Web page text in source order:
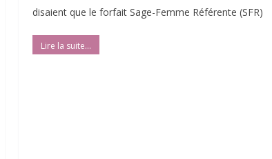
disaient que le forfait Sage-Femme Référente (SFR)